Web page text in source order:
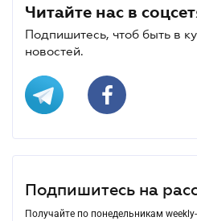
Читайте нас в
Подпишитесь, чтоб быть в
новостей.
Подпишитесь на
Получайте по понедельникам